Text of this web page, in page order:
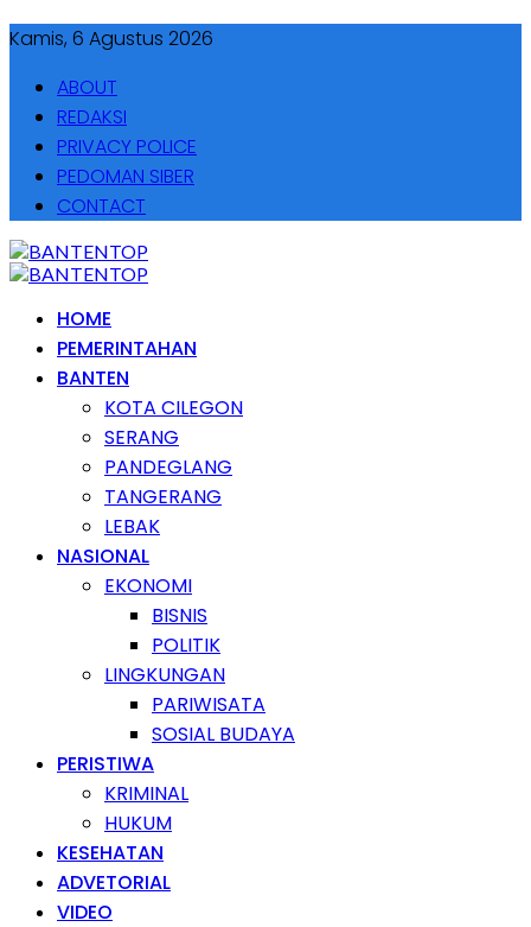
Kamis, 6 Agustus 2026
ABOUT
REDAKSI
PRIVACY POLICE
PEDOMAN SIBER
CONTACT
HOME
PEMERINTAHAN
BANTEN
KOTA CILEGON
SERANG
PANDEGLANG
TANGERANG
LEBAK
NASIONAL
EKONOMI
BISNIS
POLITIK
LINGKUNGAN
PARIWISATA
SOSIAL BUDAYA
PERISTIWA
KRIMINAL
HUKUM
KESEHATAN
ADVETORIAL
VIDEO